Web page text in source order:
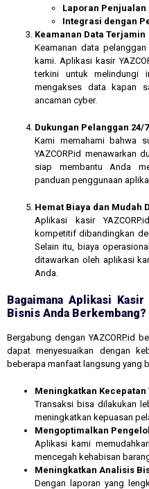
Laporan Penjualan
Integrasi dengan
Keamanan Data Terjamin
Keamanan data
kami. Aplikasi kasir
terkini untuk melindungi
mengakses data kapan
ancaman cyber.
Dukungan Pelanggan 24/7
Kami memahami bahwa
YAZCORP.id menawarkan
siap membantu Anda
panduan penggunaan
Hemat Biaya dan Mudah
Aplikasi kasir
kompetitif dibandingkan
Selain itu, biaya
ditawarkan oleh aplikasi
Anda.
Bagaimana Aplikasi
Bisnis Anda Berkembang?
Bergabung dengan YAZCORP.id
dapat menyesuaikan dengan
beberapa manfaat langsung yang
Meningkatkan Kecepatan
Transaksi bisa dilakukan
meningkatkan kepuasan
Mengoptimalkan
Aplikasi kami
mencegah kehabisan
Meningkatkan Analisis
Dengan laporan yang